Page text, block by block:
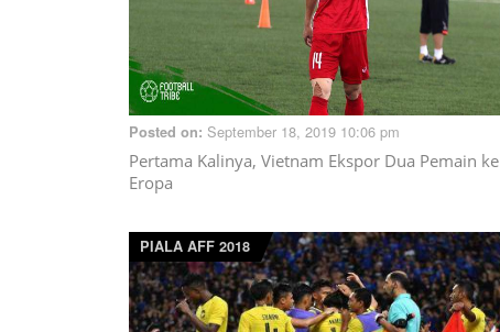
Posted on: September 18, 2019 10:06 pm
Pertama Kalinya, Vietnam Ekspor Dua Pemain ke
Eropa
PIALA AFF 2018